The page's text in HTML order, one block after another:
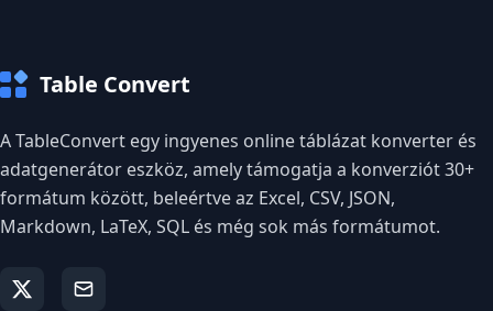
Table Convert
A TableConvert egy ingyenes online táblázat konverter és
adatgenerátor eszköz, amely támogatja a konverziót 30+
formátum között, beleértve az Excel, CSV, JSON,
Markdown, LaTeX, SQL és még sok más formátumot.